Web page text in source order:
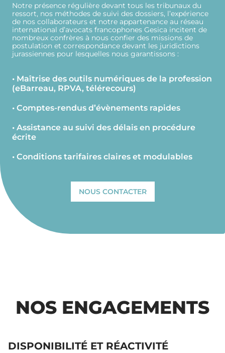
Notre présence régulière devant tous les tribunaux du
ressort, nos méthodes de suivi des dossiers, l’expérience
de nos collaborateurs et notre appartenance au réseau
international d’avocats francophones Gesica incitent de
nombreux confrères à nous confier des missions de
postulation et correspondance devant les juridictions
jurassiennes pour lesquelles nous garantissons :
• Maîtrise des outils numériques de la profession
(eBarreau, RPVA, télérecours)
• Comptes-rendus d’évènements rapides
• Assistance au suivi des délais en procédure
écrite
• Conditions tarifaires claires et modulables
NOUS CONTACTER
NOS ENGAGEMENTS
DISPONIBILITÉ ET RÉACTIVITÉ